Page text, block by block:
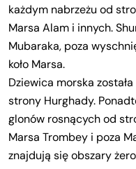
każdym nabrzeżu od
Marsa Alam i innych.
Mubaraka, poza
koło Marsa.
Dziewica morska
strony Hurghady.
glonów rosnących od
Marsa Trombey i poza
znajdują się obszary